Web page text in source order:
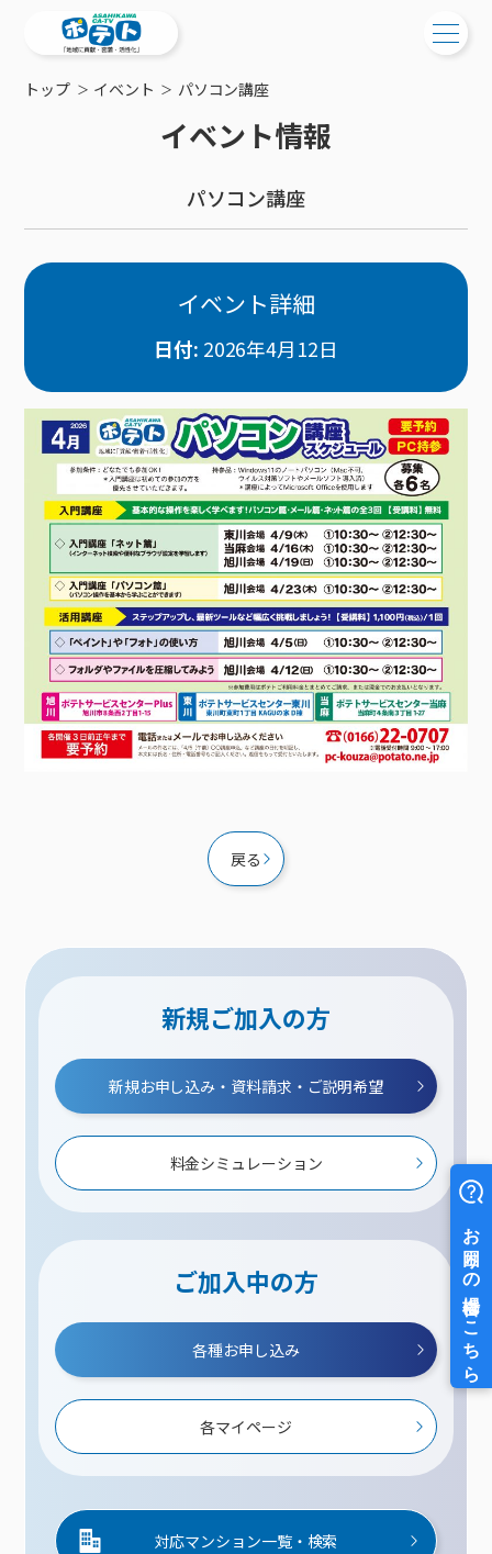
サービス提供エリア
特典・キャンペーン
おトクな割引サービス
ご加入中のサービス確認・変更
サポートサービス
リモートコール
回線速度測定
接続・設定⽅法
訪問サポート＆サポートパックサービス料⾦表
新着情報
メンテナンス・障害情報
ポテトからのプレゼント
イベントカレンダー
講座のご案内
サービス案内
サービス案内
ケーブルテレビトップ
チャンネル紹介
料⾦プラン
NHK衛星受信料団体⼀括⽀払
機器⼀覧
インターネット
インターネットトップ
料⾦プラン
Wi-Fiサービス
ポテトホーム防犯カメラ
オプションサービス
インターネットギガシェアプラン
固定電話
固定電話トップ
基本料⾦・通話料⾦
オプションサービス
auスマートバリュー
auまとめトーク
ポテトスマートフォン
ポテトスマートフォントップ
料⾦プラン
機種⼀覧
オプションサービス
でんき
でんきトップ
ポラリンでんき×ポテト
ポテトでんき
ケーブルプラスでんき
暮らしを快適にするサービス
暮らしを快適にするサービストップ
ポテトライフメール
⽣活あんしんサービス
みるプラス
お困りの方はこちら
会社案内
メンテナンス
障害情報
マイページ
お申し込み
トップ イベント パソコン講座
イベント情報
パソコン講座
イベント詳細
日付: 2026年4月12日
戻る
新規ご加入の方
新規お申し込み・資料請求・ご説明希望
料金シミュレーション
ご加入中の方
各種お申し込み
各マイページ
対応マンション一覧・検索